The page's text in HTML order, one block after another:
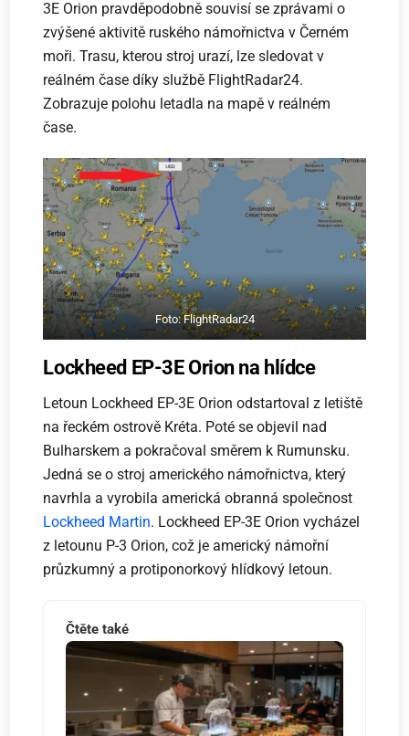
3E Orion pravděpodobně souvisí se zprávami o
zvýšené aktivitě ruského námořnictva v Černém
moři. Trasu, kterou stroj urazí, lze sledovat v
reálném čase díky službě FlightRadar24.
Zobrazuje polohu letadla na mapě v reálném
čase.
Foto: FlightRadar24
Lockheed EP-3E Orion na hlídce
Letoun Lockheed EP-3E Orion odstartoval z letiště
na řeckém ostrově Kréta. Poté se objevil nad
Bulharskem a pokračoval směrem k Rumunsku.
Jedná se o stroj amerického námořnictva, který
navrhla a vyrobila americká obranná společnost
Lockheed Martin. Lockheed EP-3E Orion vycházel
z letounu P-3 Orion, což je americký námořní
průzkumný a protiponorkový hlídkový letoun.
Čtěte také